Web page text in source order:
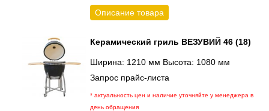
Описание товара
Керамический гриль ВЕЗУВИЙ 46 (18)
Ширина: 1210 мм Высота: 1080 мм
Запрос прайс-листа
* актуальность цен и наличие уточняйте у менеджера в
день обращения